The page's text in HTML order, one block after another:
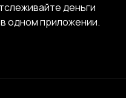
деньги
одном приложении.